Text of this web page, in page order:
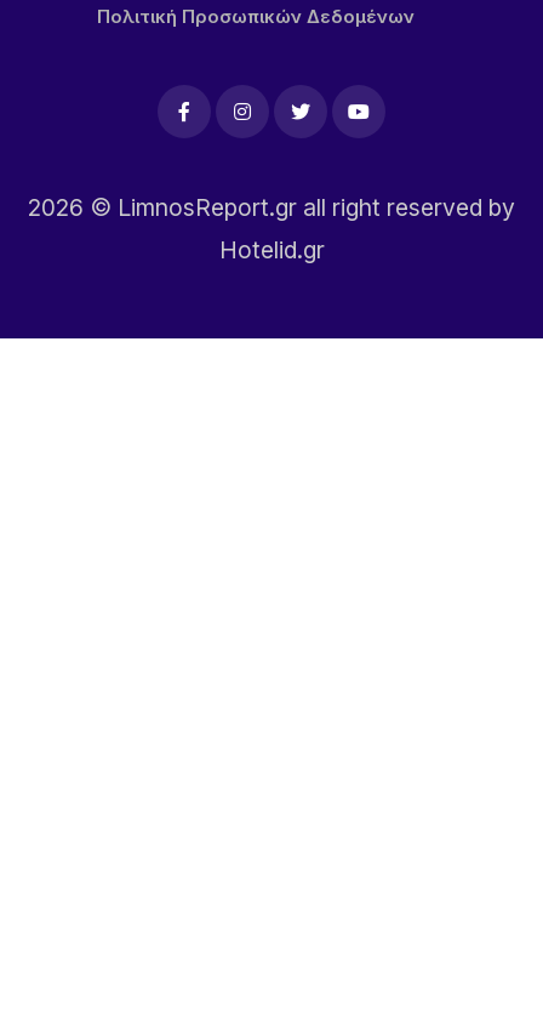
Πολιτική Προσωπικών Δεδομένων
2026 © LimnosReport.gr all right reserved by
Hotelid.gr